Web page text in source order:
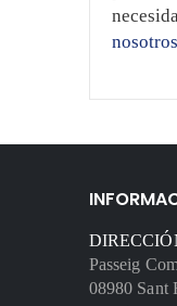
nosotros
Passeig
08980 Sant